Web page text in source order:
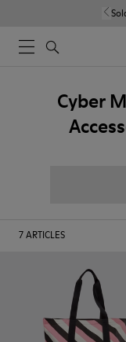
Cyber
7ARTICLES